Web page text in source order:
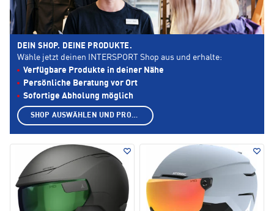
DEIN SHOP. DEINE PRODUKTE.
Wähle jetzt deinen INTERSPORT Shop aus und erhalte:
Verfügbare Produkte in deiner Nähe
Persönliche Beratung vor Ort
Sofortige Abholung möglich
SHOP AUSWÄHLEN UND PRODUKTE ANZEIGEN